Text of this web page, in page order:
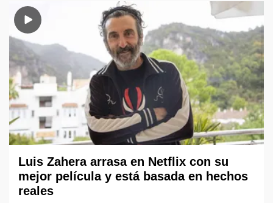
Luis Zahera arrasa en Netflix con su
mejor película y está basada en hechos
reales